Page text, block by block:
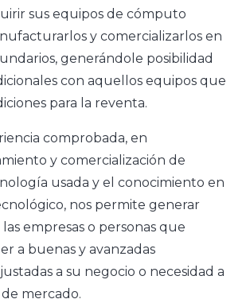
sus equipos de cómputo
y comercializarlos en
generándole posibilidad
con aquellos equipos que
para la reventa.
comprobada, en
y comercialización de
usada y el conocimiento en
nos permite generar
empresas o personas que
a buenas y avanzadas
a su negocio o necesidad a
mercado.